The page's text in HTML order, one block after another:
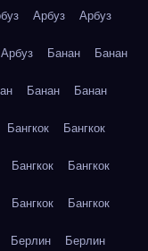
Арбуз Арбуз
Арбуз Банан Банан
Банан Банан
Бангкок Бангкок
Бангкок Бангкок
Бангкок Бангкок
Берлин Берлин